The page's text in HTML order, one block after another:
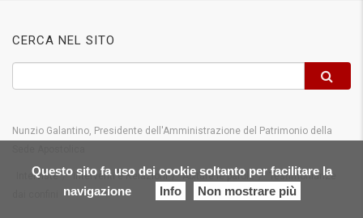
Questo sito fa uso dei cookie soltanto per facilitare la
navigazione
Info Non mostrare più
CERCA NEL SITO
Nunzio Galantino, Presidente dell'Amministrazione del Patrimonio della
Interviste Interventi e Relazioni Abitare le parole
Testimonianze